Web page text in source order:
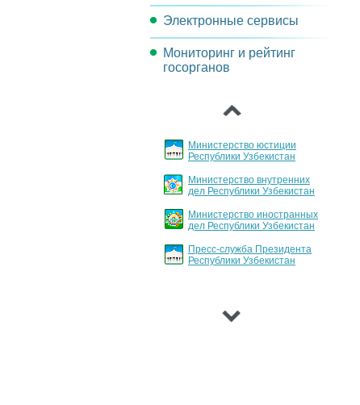
Реорганизация
операционных процессов
Целевые индикаторы и
показатели
Архитектура
Порядок инвентаризации
государственных услуг
Основные направления
Порядок регламентации и
государственных услуг
График заслушивания
Электронные сервисы
Обсуждения проектов
документов
Мониторинг и рейтинг
госорганов
Министерство юстиции
Республики Узбекистан
Министерство внутренних
дел Республики Узбекистан
Министерство иностранных
дел Республики Узбекистан
Пресс-служба Президента
Республики Узбекистан
‹
›